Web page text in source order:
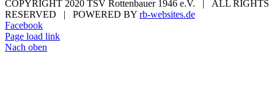
COPYRIGHT 2020 TSV Rottenbauer 1946 e.V. | ALL RIGHTS
RESERVED | POWERED BY rb-websites.de
Facebook
Page load link
Nach oben